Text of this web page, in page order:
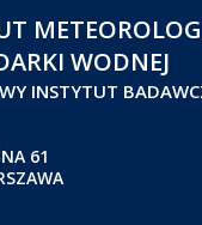
WODNEJ
INSTYTUT
61